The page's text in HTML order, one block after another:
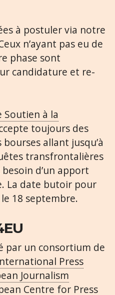
à postuler via notre
n’ayant pas eu de
phase sont
candidature et re-
Soutien à la
toujours des
allant jusqu’à
transfrontalières
d’un apport
La date butoir pour
18 septembre.
par un consortium de
Press
Journalism
Centre for Press